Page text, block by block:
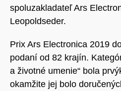
spoluzakladateľ Ars
Leopoldseder.
Prix Ars Electronica 2019
podaní od 82 krajín.
a životné umenie“ bola
okamžite jej bolo